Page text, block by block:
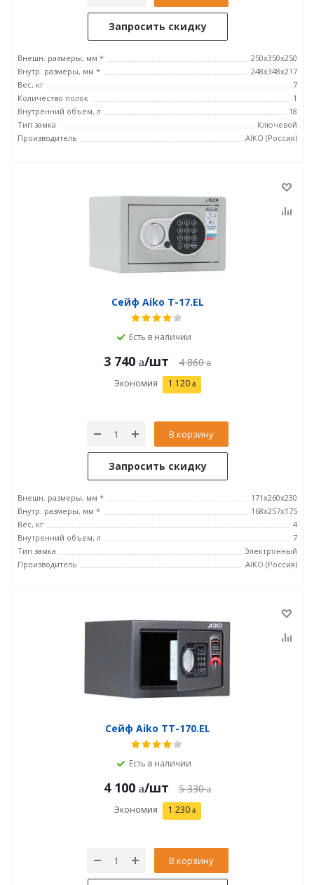
Запросить скидку
Внешн. размеры, мм *
250x350x250
Внутр. размеры, мм *
248x348x217
Вес, кг
7
Количество полок
1
Внутренний объем, л
18
Тип замка
Ключевой
Производитель
AIKO (Россия)
Сейф Aiko T-17.EL
Есть в наличии
3 740 /шт 4 860
Экономия 1 120
В корзину
Запросить скидку
Внешн. размеры, мм *
171x260x230
Внутр. размеры, мм *
168x257x175
Вес, кг
4
Внутренний объем, л
7
Тип замка
Электронный
Производитель
AIKO (Россия)
Сейф Aiko ТТ-170.EL
Есть в наличии
4 100 /шт 5 330
Экономия 1 230
В корзину